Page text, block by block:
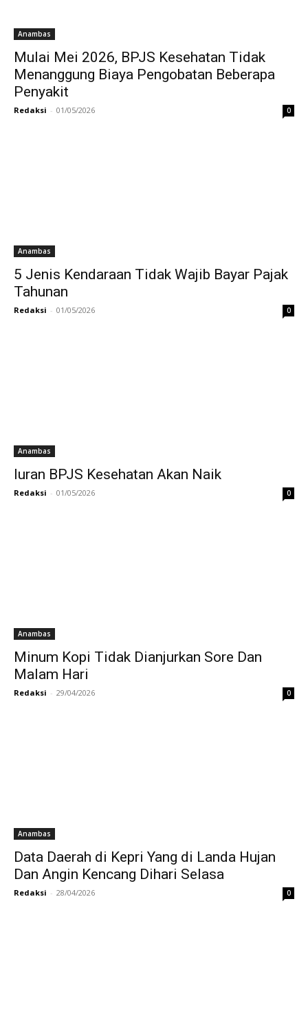
Anambas
Mulai Mei 2026, BPJS Kesehatan Tidak
Menanggung Biaya Pengobatan Beberapa
Penyakit
Redaksi - 01/05/2026 0
Anambas
5 Jenis Kendaraan Tidak Wajib Bayar Pajak
Tahunan
Redaksi - 01/05/2026 0
Anambas
Iuran BPJS Kesehatan Akan Naik
Redaksi - 01/05/2026 0
Anambas
Minum Kopi Tidak Dianjurkan Sore Dan
Malam Hari
Redaksi - 29/04/2026 0
Anambas
Data Daerah di Kepri Yang di Landa Hujan
Dan Angin Kencang Dihari Selasa
Redaksi - 28/04/2026 0